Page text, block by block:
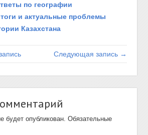
по географии
и актуальные проблемы
Казахстана
Следующая запись →
будет опубликован. Обязательные